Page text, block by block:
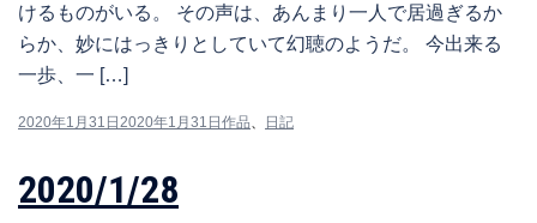
けるものがいる。 その声は、あんまり一人で居過ぎるか
らか、妙にはっきりとしていて幻聴のようだ。 今出来る
一歩、一 […]
2020年1月31日 2020年1月31日 作品、 日記
2020/1/28